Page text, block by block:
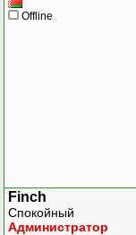
Offline
Finch
Спокойный
Администратор